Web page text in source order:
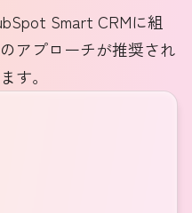
Smart CRMに組
アプローチが推奨され
す。